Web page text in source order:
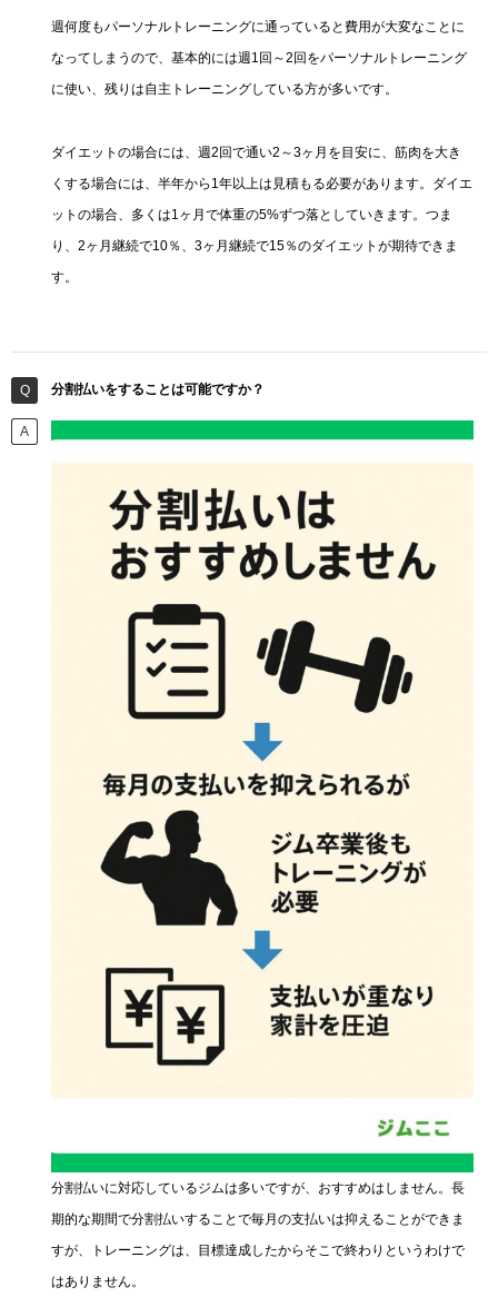
週何度もパーソナルトレーニングに通っていると費用が大変なことに
なってしまうので、基本的には週1回～2回をパーソナルトレーニング
に使い、残りは自主トレーニングしている方が多いです。
ダイエットの場合には、週2回で通い2～3ヶ月を目安に、筋肉を大き
くする場合には、半年から1年以上は見積もる必要があります。ダイエ
ットの場合、多くは1ヶ月で体重の5%ずつ落としていきます。つま
り、2ヶ月継続で10％、3ヶ月継続で15％のダイエットが期待できま
す。
分割払いをすることは可能ですか？
分割払いに対応しているジムは多いですが、おすすめはしません。長
期的な期間で分割払いすることで毎月の支払いは抑えることができま
すが、トレーニングは、目標達成したからそこで終わりというわけで
はありません。